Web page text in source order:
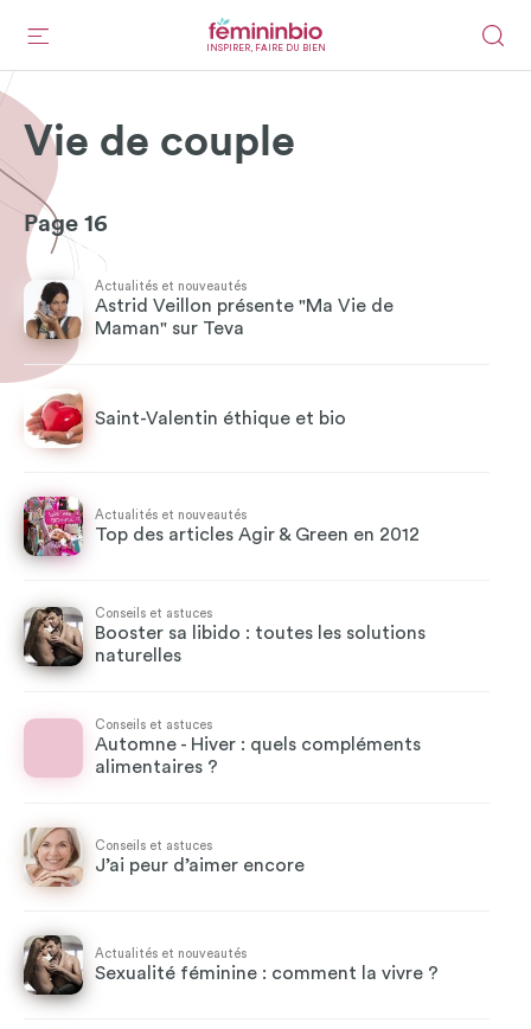
INSPIRER, FAIRE DU BIEN
Vie de couple
Page 16
Actualités et nouveautés
Astrid Veillon présente "Ma Vie de
Maman" sur Teva
Saint-Valentin éthique et bio
Actualités et nouveautés
Top des articles Agir & Green en 2012
Conseils et astuces
Booster sa libido : toutes les solutions
naturelles
Conseils et astuces
Automne - Hiver : quels compléments
alimentaires ?
Conseils et astuces
J’ai peur d’aimer encore
Actualités et nouveautés
Sexualité féminine : comment la vivre ?